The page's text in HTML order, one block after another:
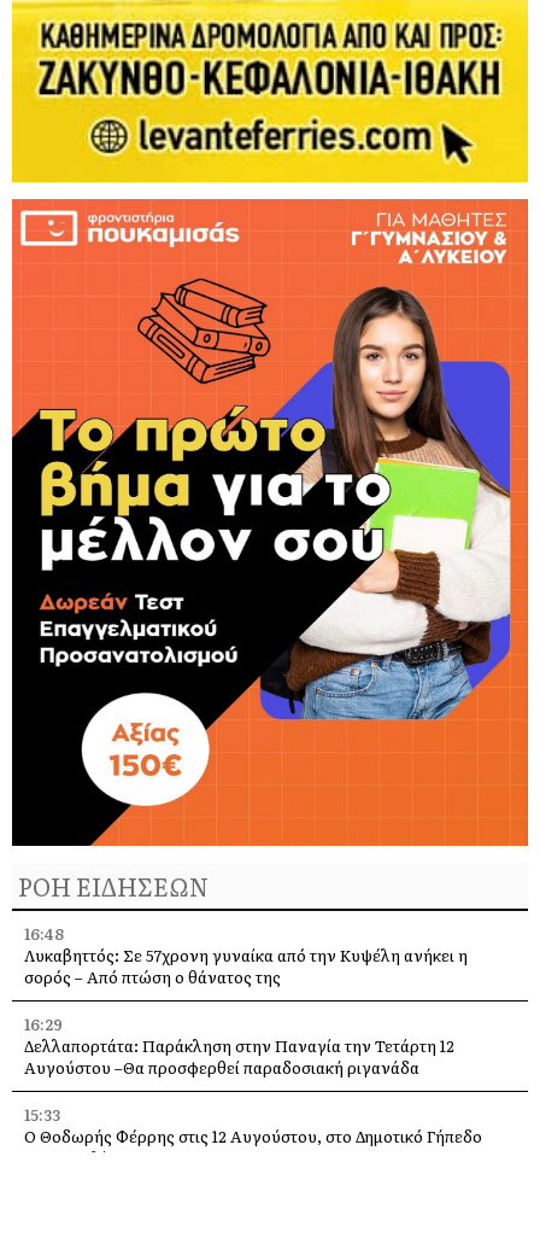
ΡΟΗ ΕΙΔΗΣΕΩΝ
16:48
Λυκαβηττός: Σε 57χρονη γυναίκα από την Κυψέλη ανήκει η
σορός – Από πτώση ο θάνατος της
16:29
Δελλαπορτάτα: Παράκληση στην Παναγία την Τετάρτη 12
Αυγούστου –Θα προσφερθεί παραδοσιακή ριγανάδα
15:33
Ο Θοδωρής Φέρρης στις 12 Αυγούστου, στο Δημοτικό Γήπεδο
Αργοστολίου